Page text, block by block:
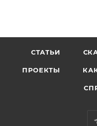
СТАТЬИ
ПРОЕКТЫ